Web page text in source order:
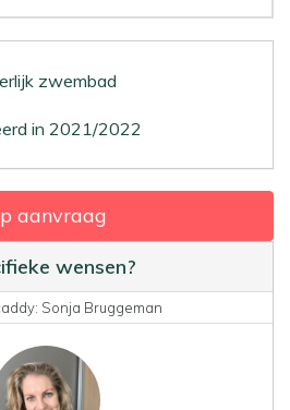
zwembad
in 2021/2022
aanvraag
wensen?
Sonja Bruggeman